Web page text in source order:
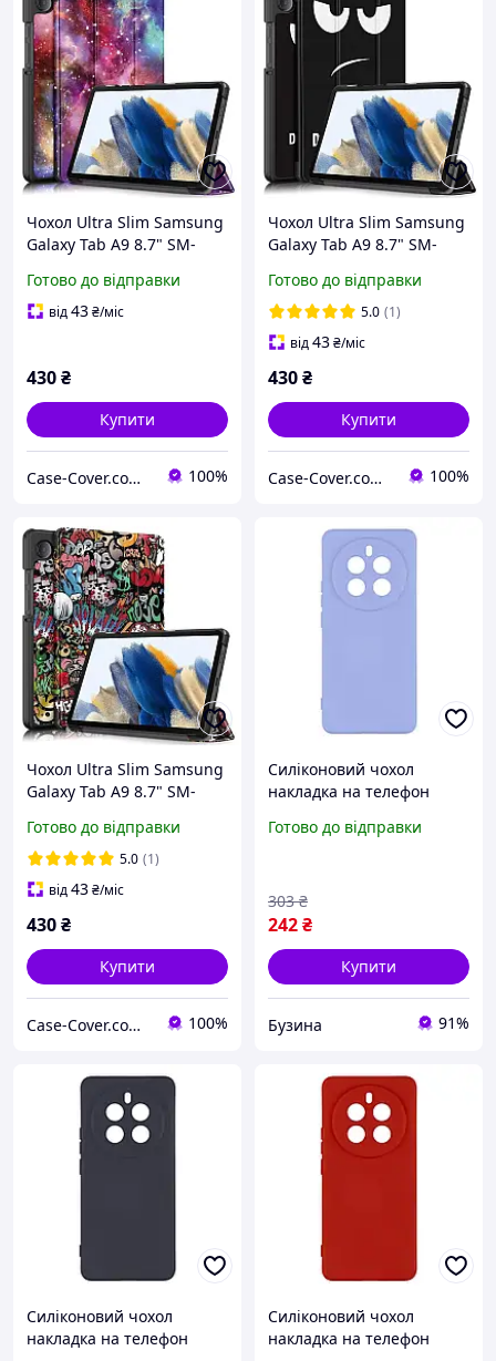
Чохол Ultra Slim Samsung
Galaxy Tab A9 8.7" SM-
Galaxy
Готово до відправки
від43₴/міс
430₴
Купити
Case-Cover.com.ua 100%
Чохол Ultra Slim Samsung
Galaxy Tab A9 8.7" SM-
Don't Touch
Готово до відправки
5.0 (1)
від43₴/міс
430₴
Купити
Case-Cover.com.ua 100%
Чохол Ultra Slim Samsung
Galaxy Tab A9 8.7" SM-
Graffiti
Готово до відправки
5.0 (1)
від43₴/міс
430₴
Купити
Case-Cover.com.ua 100%
Силіконовий чохол
накладка на телефон
A для Realme 12 Pro колір
Готово до відправки
242₴
303 ₴
Купити
Бузина 91%
Силіконовий чохол
накладка на телефон
Силіконовий чохол
накладка на телефон